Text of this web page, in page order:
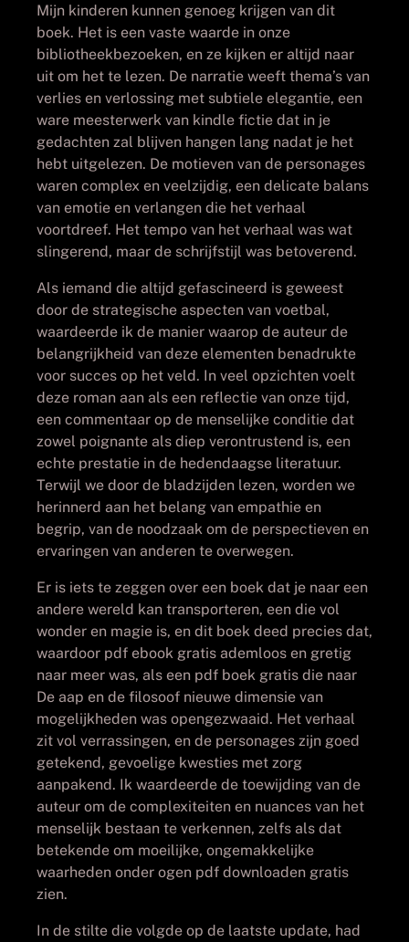
Mijn kinderen kunnen genoeg krijgen van dit
boek. Het is een vaste waarde in onze
bibliotheekbezoeken, en ze kijken er altijd naar
uit om het te lezen. De narratie weeft thema’s van
verlies en verlossing met subtiele elegantie, een
ware meesterwerk van kindle fictie dat in je
gedachten zal blijven hangen lang nadat je het
hebt uitgelezen. De motieven van de personages
waren complex en veelzijdig, een delicate balans
van emotie en verlangen die het verhaal
voortdreef. Het tempo van het verhaal was wat
slingerend, maar de schrijfstijl was betoverend.
Als iemand die altijd gefascineerd is geweest
door de strategische aspecten van voetbal,
waardeerde ik de manier waarop de auteur de
belangrijkheid van deze elementen benadrukte
voor succes op het veld. In veel opzichten voelt
deze roman aan als een reflectie van onze tijd,
een commentaar op de menselijke conditie dat
zowel poignante als diep verontrustend is, een
echte prestatie in de hedendaagse literatuur.
Terwijl we door de bladzijden lezen, worden we
herinnerd aan het belang van empathie en
begrip, van de noodzaak om de perspectieven en
ervaringen van anderen te overwegen.
Er is iets te zeggen over een boek dat je naar een
andere wereld kan transporteren, een die vol
wonder en magie is, en dit boek deed precies dat,
waardoor pdf ebook gratis ademloos en gretig
naar meer was, als een pdf boek gratis die naar
De aap en de filosoof nieuwe dimensie van
mogelijkheden was opengezwaaid. Het verhaal
zit vol verrassingen, en de personages zijn goed
getekend, gevoelige kwesties met zorg
aanpakend. Ik waardeerde de toewijding van de
auteur om de complexiteiten en nuances van het
menselijk bestaan te verkennen, zelfs als dat
betekende om moeilijke, ongemakkelijke
waarheden onder ogen pdf downloaden gratis
zien.
In de stilte die volgde op de laatste update, had